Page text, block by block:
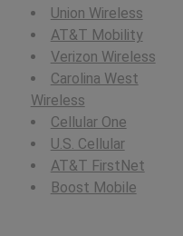
Union Wireless
AT&T Mobility
Verizon Wireless
Carolina West
Wireless
Cellular One
U.S. Cellular
AT&T FirstNet
Boost Mobile